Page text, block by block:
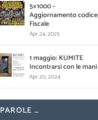
5×1000 –
Aggiornamento codice
Fiscale
Apr 24, 2025
1 maggio: KUMITE
Incontrarsi con le mani
Apr 20, 2024
PAROLE …